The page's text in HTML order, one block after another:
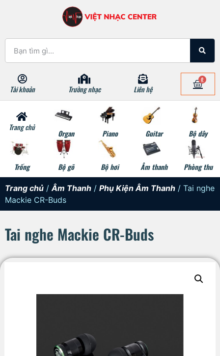
Tài khoản Trường nhạc Liên hệ
0
Trang chủ
Organ Piano Guitar Bộ dây
Trống Bộ gõ Bộ hơi Âm thanh Phòng thu
Trang chủ / Âm Thanh / Phụ Kiện Âm Thanh / Tai nghe
Mackie CR-Buds
Tai nghe Mackie CR-Buds